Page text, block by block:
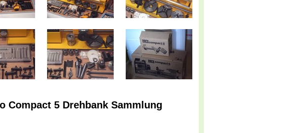
Compact 5 Drehbank Sammlung